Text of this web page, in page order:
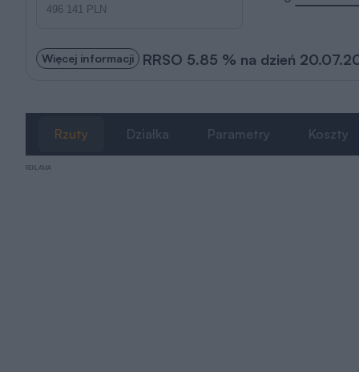
Więcej informacji RRSO 5.85 % na dzień
Rzuty Działka Parametry Koszty
REKLAMA